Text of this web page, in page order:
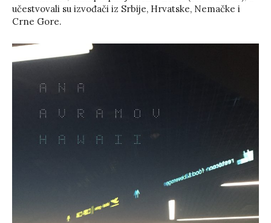
učestvovali su izvođači iz Srbije, Hrvatske, Nemačke i
Crne Gore.